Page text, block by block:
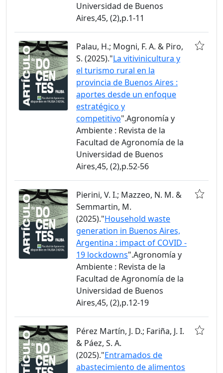
Universidad de Buenos
Aires,45, (2),p.1-11
Palau, H.; Mogni, F. A. & Piro,
S. (2025)."La vitivinicultura y
el turismo rural en la
provincia de Buenos Aires :
aportes desde un enfoque
estratégico y
competitivo".Agronomía y
Ambiente : Revista de la
Facultad de Agronomía de la
Universidad de Buenos
Aires,45, (2),p.52-56
Pierini, V. I.; Mazzeo, N. M. &
Semmartin, M.
(2025)."Household waste
generation in Buenos Aires,
Argentina : impact of COVID -
19 lockdowns".Agronomía y
Ambiente : Revista de la
Facultad de Agronomía de la
Universidad de Buenos
Aires,45, (2),p.12-19
Pérez Martín, J. D.; Fariña, J. I.
& Páez, S. A.
(2025)."Entramados de
abastecimiento de alimentos